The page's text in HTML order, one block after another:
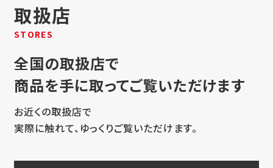
取扱店
STORES
全国の取扱店で
商品を手に取ってご覧いただけます
お近くの取扱店で
実際に触れて、ゆっくりご覧いただけます。